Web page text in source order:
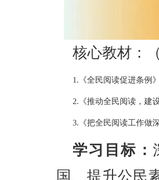
核心教材：
1.《全民阅读促进条例》
2.《推动全民阅读，建
3.《把全民阅读工作做
学习目标：
国、提升公民